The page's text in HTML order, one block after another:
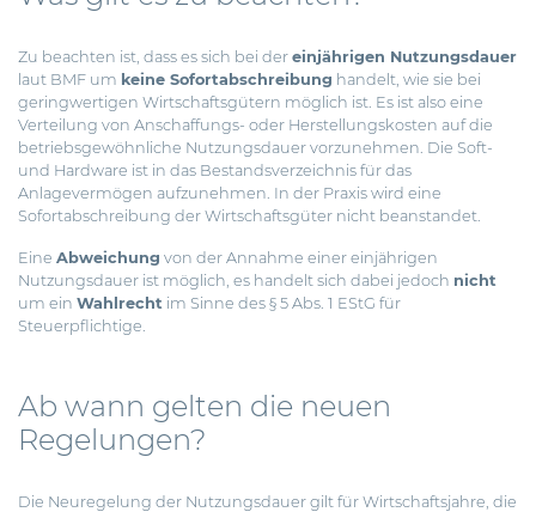
Zu beachten ist, dass es sich bei der einjährigen Nutzungsdauer
laut BMF um keine Sofortabschreibung handelt, wie sie bei
geringwertigen Wirtschaftsgütern möglich ist. Es ist also eine
Verteilung von Anschaffungs- oder Herstellungskosten auf die
betriebsgewöhnliche Nutzungsdauer vorzunehmen. Die Soft-
und Hardware ist in das Bestandsverzeichnis für das
Anlagevermögen aufzunehmen. In der Praxis wird eine
Sofortabschreibung der Wirtschaftsgüter nicht beanstandet.
Eine Abweichung von der Annahme einer einjährigen
Nutzungsdauer ist möglich, es handelt sich dabei jedoch nicht
um ein Wahlrecht im Sinne des § 5 Abs. 1 EStG für
Steuerpflichtige.
Ab wann gelten die neuen
Regelungen?
Die Neuregelung der Nutzungsdauer gilt für Wirtschaftsjahre, die